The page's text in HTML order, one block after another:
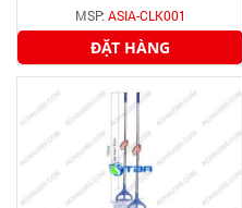
MSP: ASIA-CLK001
ĐẶT HÀNG